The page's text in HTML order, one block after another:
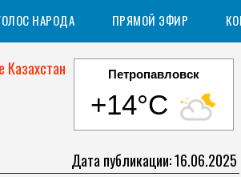
НАРОДА ПРЯМОЙ ЭФИР
Петропавловск
+14°C
Дата публикации: 16.06.2025